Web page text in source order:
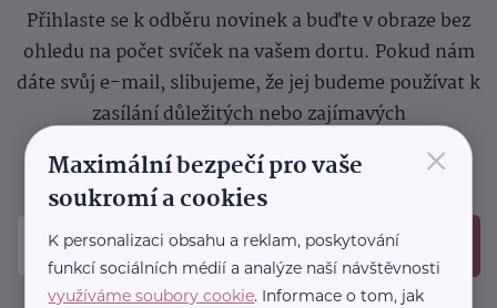
Přihlaste se k odběru novinek a buďte v obraze bez
ohledu na počet svíček na vašem dortu. Pokud nám
dáte svůj e-mail, slibujeme, že jej budeme používat k
zasílání důležitých nebo zajímavých
Prosíme, zkontrolujte si svoji emailovou
schránku, kam jsme poslali potvrzovací e-mail.
Odeslat
×
Maximální bezpečí pro vaše
soukromí a cookies
K personalizaci obsahu a reklam, poskytování
funkcí sociálních médií a analýze naší návštěvnosti
využíváme soubory cookie. Informace o tom, jak